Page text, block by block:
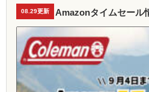
08.29更新 Amazonタイムセール